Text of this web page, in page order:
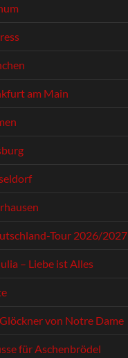
am Main
Tour 2026/2027
– Liebe ist Alles
von Notre Dame
für Aschenbrödel